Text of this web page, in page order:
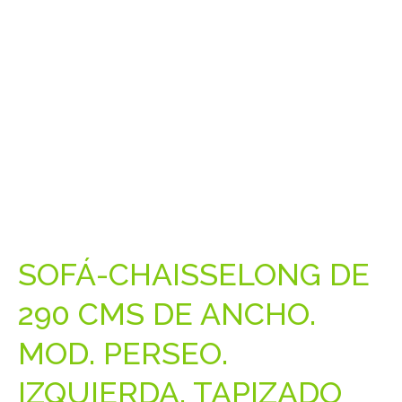
SOFÁ-CHAISSELONG DE
290 CMS DE ANCHO.
MOD. PERSEO.
IZQUIERDA. TAPIZADO